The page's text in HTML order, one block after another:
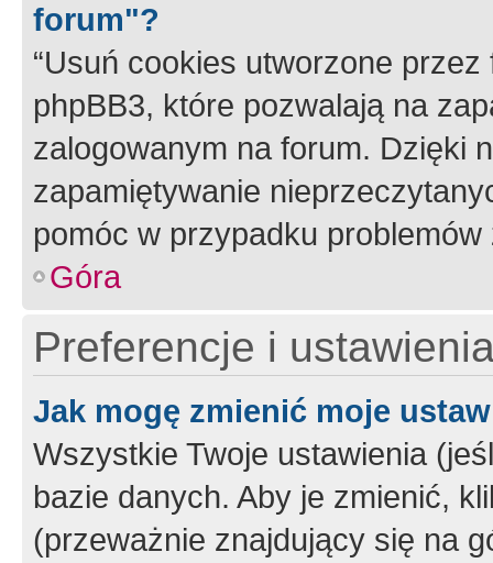
forum"?
“Usuń cookies utworzone
phpBB3, które pozwalają na
zalogowanym na forum. Dzięki
zapamiętywanie
pomóc w przypadku
Góra
Preferencje i
Jak mogę zmienić moje
Wszystkie Twoje ustawienia
bazie danych. Aby je zmienić,
(przeważnie znajdujący się na